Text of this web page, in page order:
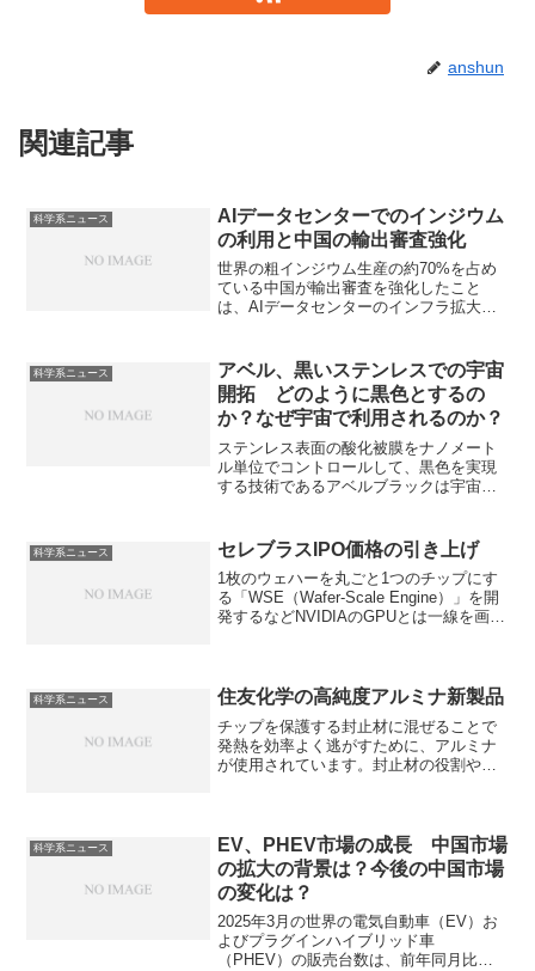
anshun
関連記事
科学系ニュース
AIデータセンターでのインジウム
の利用と中国の輸出審査強化
世界の粗インジウム生産の約70%を占め
ている中国が輸出審査を強化したこと
は、AIデータセンターのインフラ拡大に
途を知ることができます。
科学系ニュース
アベル、黒いステンレスでの宇宙
開拓 どのように黒色とするの
か？なぜ宇宙で利用されるのか？
ステンレス表面の酸化被膜をナノメート
ル単位でコントロールして、黒色を実現
する技術であるアベルブラックは宇宙で
宇宙でも使用されるのか知ることができ
ます。
科学系ニュース セレブラスIPO価格の引き上げ
1枚のウェハーを丸ごと1つのチップにす
る「WSE（Wafer-Scale Engine）」を開
発するなどNVIDIAのGPUとは一線を画す
ことができます。
科学系ニュース 住友化学の高純度アルミナ新製品
チップを保護する封止材に混ぜることで
発熱を効率よく逃がすために、アルミナ
が使用されています。封止材の役割や新
科学系ニュース
EV、PHEV市場の成長 中国市場
の拡大の背景は？今後の中国市場
の変化は？
​2025年3月の世界の電気自動車（EV）お
よびプラグインハイブリッド車
（PHEV）の販売台数は、前年同月比で